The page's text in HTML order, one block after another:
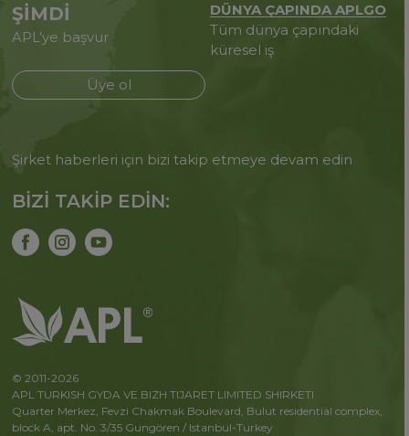
ŞİMDİ
APL’ye başvur
Üye ol
DÜNYA ÇAPINDA APLGO
Tüm dünya çapındaki
küresel iş
Şirket haberleri için bizi takip etmeye devam edin
BİZİ TAKİP EDİN:
© 2011-2026
APL TURKISH GYDA VE BIZH TIJARET LIMITED SHIRKETI
Quarter Merkez, Fevzi Chakmak Boulevard, Bulut residential complex,
block A, apt. No. 3/35 Gungören / Istanbul-Turkey